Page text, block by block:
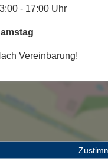
- 17:00 Uhr
Vereinbarung!